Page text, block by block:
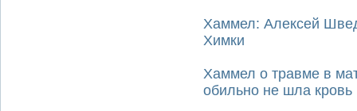
Хаммел: Алексей
Химки
Хаммел о травме в
обильно не шла кровь